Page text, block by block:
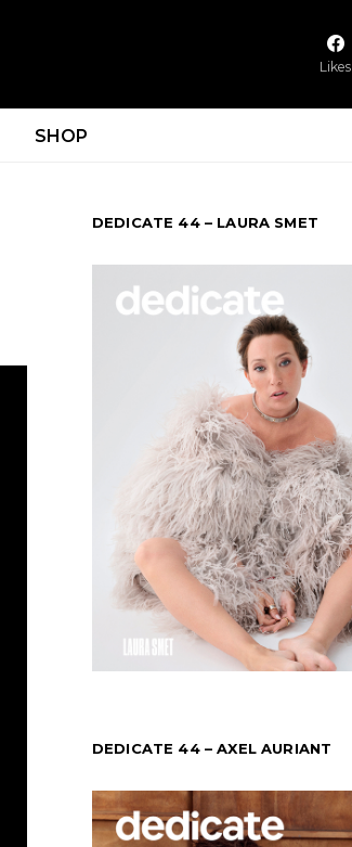
Likes
SHOP
DEDICATE 44 – LAURA SMET
DEDICATE 44 – AXEL AURIANT